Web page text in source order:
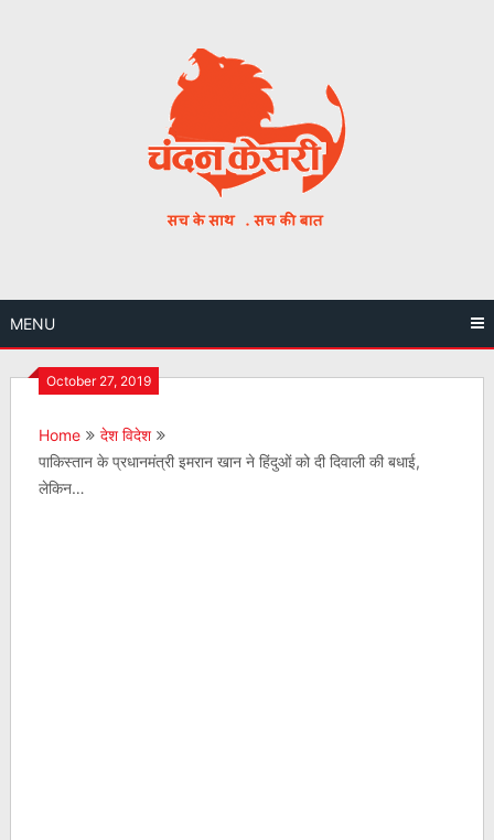
MENU
October 27, 2019
Home
देश विदेश
पाकिस्‍तान के प्रधानमंत्री इमरान खान ने हिंदुओं को दी दिवाली की बधाई,
लेकिन…